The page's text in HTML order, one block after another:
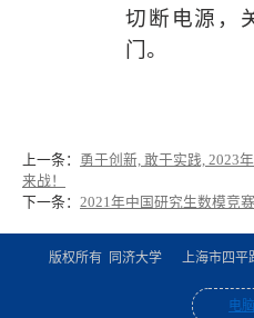
切断电源，
门。
上一条： 勇于创新, 敢于实践, 2023
来战！
下一条： 2021年中国研究生数模竞
版权所有 同济大学 上海市四平
电